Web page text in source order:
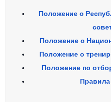
Положение о
Положение о
Положение о
Положение по